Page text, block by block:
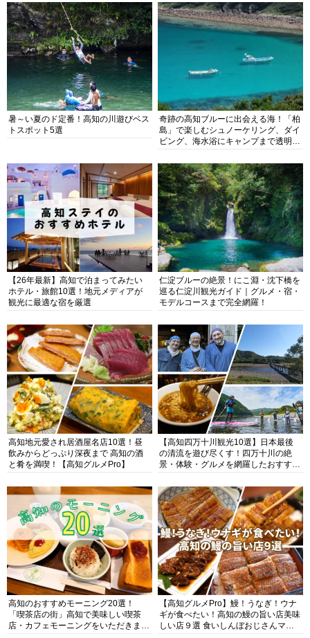
暑～い夏のド定番！高知の川遊びベス
トスポット5選
奇跡の高知ブルーに出会える海！「柏
島」で楽しむシュノーケリング、ダイ
ビング、海水浴にキャンプまで透明度
【26年最新】高知で泊まってみたい
ホテル・旅館10選！地元メディアが
観光に最適な宿を厳選
仁淀ブルーの絶景！にこ淵・沈下橋を
巡る仁淀川観光ガイド｜グルメ・宿・
モデルコースまで完全網羅！
高知地元愛され居酒屋名店10選！昼
飲みからどっぷり深夜まで 高知の酒
と肴を満喫！【高知グルメPro】
【高知四万十川観光10選】日本最後
の清流を遊び尽くす！四万十川の絶
景・体験・グルメを網羅したおすすめ
高知のおすすめモーニング20選！
「喫茶店の街」高知で美味しい喫茶
店・カフェモーニングをいただきま
【高知グルメPro】鰻！うなぎ！ウナ
ギが食べたい！高知の鰻の旨い店美味
しい店９選 食いしんぼおじさんマッ